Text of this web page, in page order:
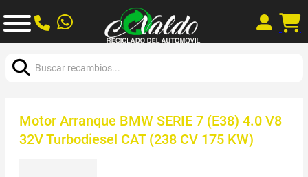
Motor Arranque BMW SERIE 7 (E38) 4.0 V8
32V Turbodiesel CAT (238 CV 175 KW)